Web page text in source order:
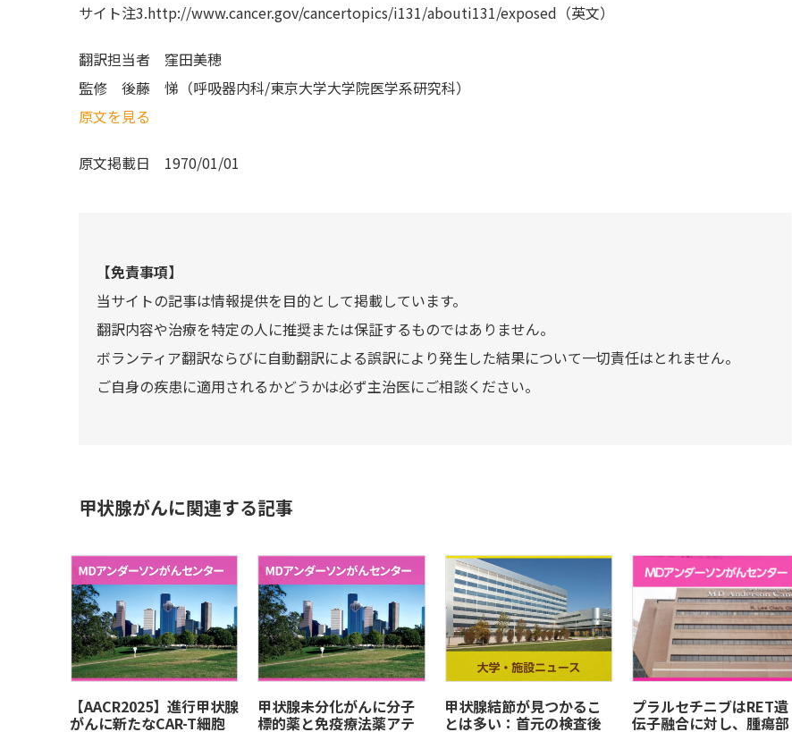
サイト注3.http://www.cancer.gov/cancertopics/i131/abouti131/exposed（英文）
翻訳担当者 窪田美穂
監修 後藤 悌（呼吸器内科/東京大学大学院医学系研究科）
原文を見る
原文掲載日 1970/01/01
【免責事項】
当サイトの記事は情報提供を目的として掲載しています。
翻訳内容や治療を特定の人に推奨または保証するものではありません。
ボランティア翻訳ならびに自動翻訳による誤訳により発生した結果について一切責任はとれません。
ご自身の疾患に適用されるかどうかは必ず主治医にご相談ください。
甲状腺がんに関連する記事
【AACR2025】進行甲状腺
がんに新たなCAR-T細胞
甲状腺未分化がんに分子
標的薬と免疫療法薬アテ
甲状腺結節が見つかるこ
とは多い：首元の検査後
プラルセチニブはRET遺
伝子融合に対し、腫瘍部